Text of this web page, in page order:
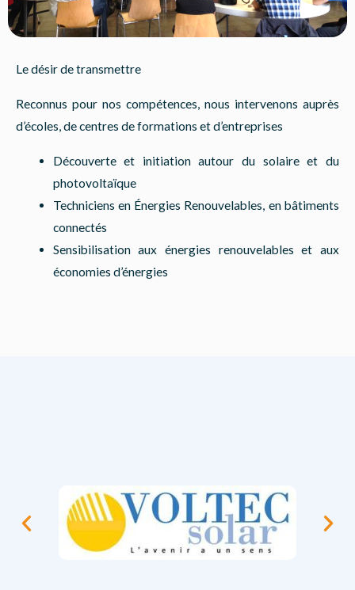
Le désir de transmettre
Reconnus pour nos compétences, nous intervenons auprès
d’écoles, de centres de formations et d’entreprises
Découverte et initiation autour du solaire et du
photovoltaïque
Techniciens en Énergies Renouvelables, en bâtiments
connectés
Sensibilisation aux énergies renouvelables et aux
économies d’énergies